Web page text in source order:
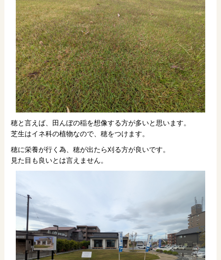
穂と言えば、田んぼの稲を想像する方が多いと思います。
芝生はイネ科の植物なので、穂をつけます。
穂に栄養が行く為、穂が出たら刈る方が良いです。
見た目も良いとは言えません。